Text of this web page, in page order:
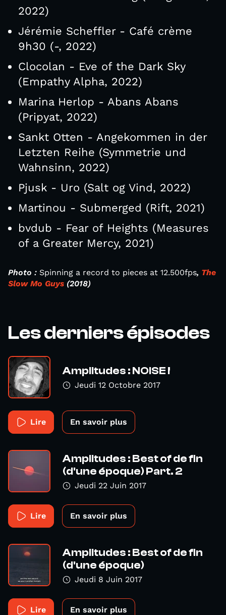
2022)
Jérémie Scheffler - Café crème
9h30 (-, 2022)
Clocolan - Eve of the Dark Sky
(Empathy Alpha, 2022)
Marina Herlop - Abans Abans
(Pripyat, 2022)
Sankt Otten - Angekommen in der
Letzten Reihe (Symmetrie und
Wahnsinn, 2022)
Pjusk - Uro (Salt og Vind, 2022)
Martinou - Submerged (Rift, 2021)
bvdub - Fear of Heights (Measures
of a Greater Mercy, 2021)
Photo : Spinning a record to pieces at 12.500fps, The
Slow Mo Guys (2018)
Les derniers épisodes
Amplitudes : NOISE !
Jeudi 12 Octobre 2017
Lire En savoir plus
Amplitudes : Best of de fin
(d'une époque) Part. 2
Jeudi 22 Juin 2017
Lire En savoir plus
Amplitudes : Best of de fin
(d'une époque)
Jeudi 8 Juin 2017
Lire En savoir plus